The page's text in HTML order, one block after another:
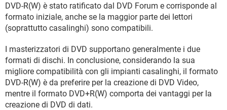
DVD-R(W) è stato ratificato dal DVD Forum e corrisponde al
formato iniziale, anche se la maggior parte dei lettori
(soprattutto casalinghi) sono compatibili.
I masterizzatori di DVD supportano generalmente i due
formati di dischi. In conclusione, considerando la sua
migliore compatibilità con gli impianti casalinghi, il formato
DVD-R(W) è da preferire per la creazione di DVD Video,
mentre il formato DVD+R(W) comporta dei vantaggi per la
creazione di DVD di dati.